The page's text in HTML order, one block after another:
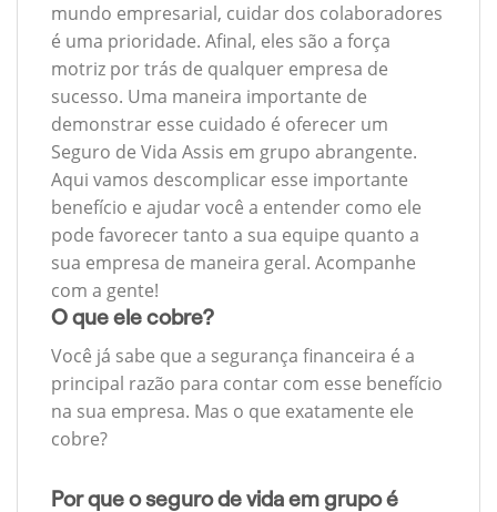
mundo empresarial, cuidar dos colaboradores
é uma prioridade. Afinal, eles são a força
motriz por trás de qualquer empresa de
sucesso. Uma maneira importante de
demonstrar esse cuidado é oferecer um
Seguro de Vida Assis em grupo abrangente.
Aqui vamos descomplicar esse importante
benefício e ajudar você a entender como ele
pode favorecer tanto a sua equipe quanto a
sua empresa de maneira geral. Acompanhe
com a gente!
O que ele cobre?
Você já sabe que a segurança financeira é a
principal razão para contar com esse benefício
na sua empresa. Mas o que exatamente ele
cobre?
Por que o seguro de vida em grupo é